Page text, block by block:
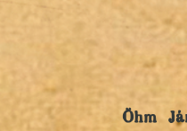
Öhm